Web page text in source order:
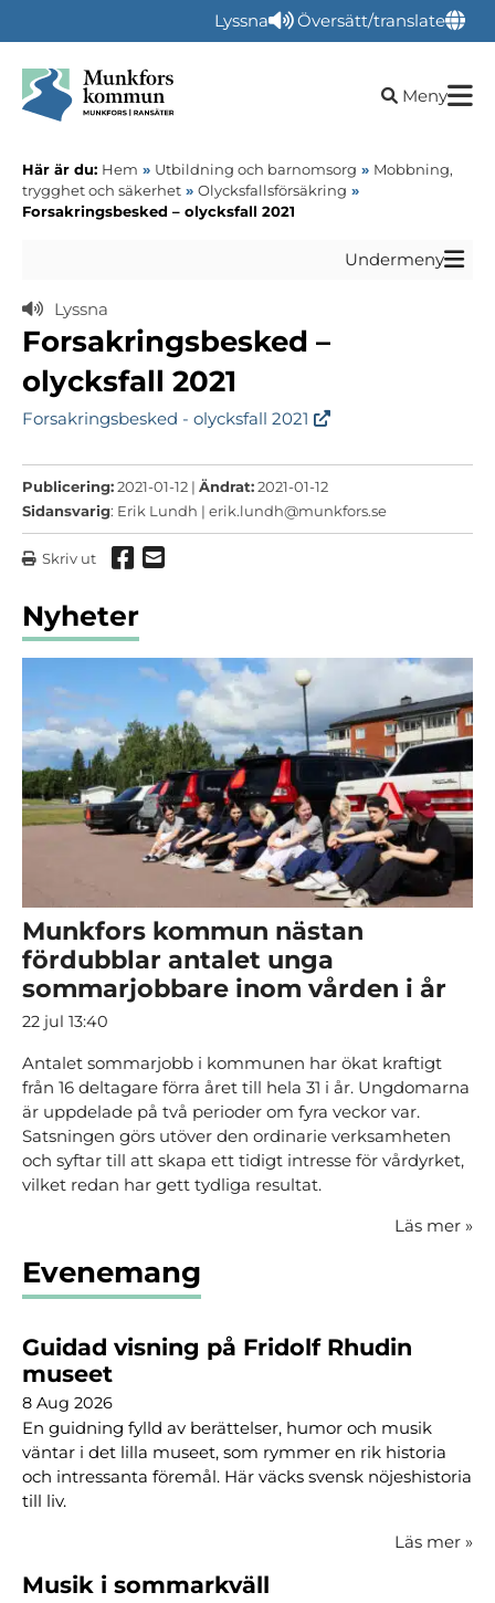
Lyssna Översätt/translate
Öppna
Meny
Här är du: Hem » Utbildning och barnomsorg » Mobbning,
trygghet och säkerhet » Olycksfallsförsäkring »
Forsakringsbesked – olycksfall 2021
Undermeny
Lyssna
Forsakringsbesked –
olycksfall 2021
Forsakringsbesked - olycksfall 2021
Publicering:2021-01-12 | Ändrat:2021-01-12
Sidansvarig: Erik Lundh | erik.lundh@munkfors.se
Skriv ut Dela via Facebook
Dela via mail
Nyheter
Munkfors kommun nästan
fördubblar antalet unga
sommarjobbare inom vården i år
22 jul 13:40
Antalet sommarjobb i kommunen har ökat kraftigt
från 16 deltagare förra året till hela 31 i år. Ungdomarna
är uppdelade på två perioder om fyra veckor var.
Satsningen görs utöver den ordinarie verksamheten
och syftar till att skapa ett tidigt intresse för vårdyrket,
vilket redan har gett tydliga resultat.
Läs mer »
Evenemang
Guidad visning på Fridolf Rhudin
museet
8 Aug 2026
En guidning fylld av berättelser, humor och musik
väntar i det lilla museet, som rymmer en rik historia
och intressanta föremål. Här väcks svensk nöjeshistoria
till liv.
Läs mer »
Musik i sommarkväll